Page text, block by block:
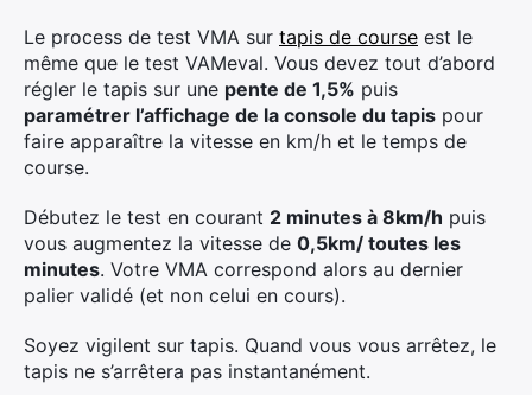
Le process de test VMA sur tapis de course est le
même que le test VAMeval. Vous devez tout d’abord
régler le tapis sur une pente de 1,5% puis
paramétrer l’affichage de la console du tapis pour
faire apparaître la vitesse en km/h et le temps de
course.
Débutez le test en courant 2 minutes à 8km/h puis
vous augmentez la vitesse de 0,5km/ toutes les
minutes. Votre VMA correspond alors au dernier
palier validé (et non celui en cours).
Soyez vigilent sur tapis. Quand vous vous arrêtez, le
tapis ne s’arrêtera pas instantanément.